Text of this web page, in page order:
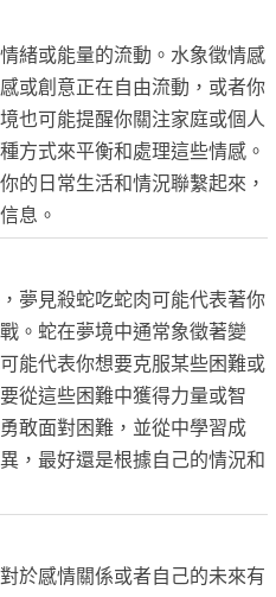
緒或能量的流動。水象徵情感
或創意正在自由流動，或者你
也可能提醒你關注家庭或個人
方式來平衡和處理這些情感。
的日常生活和情況聯繫起來，
息。
夢見殺蛇吃蛇肉可能代表著你
。蛇在夢境中通常象徵著變
能代表你想要克服某些困難或
從這些困難中獲得力量或智
敢面對困難，並從中學習成
，最好還是根據自己的情況和
於感情關係或者自己的未來有